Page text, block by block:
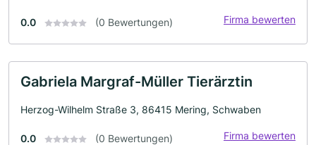
0.0 (0 Bewertungen) Firma bewerten
Gabriela Margraf-Müller Tierärztin
Herzog-Wilhelm Straße 3, 86415 Mering, Schwaben
0.0 (0 Bewertungen) Firma bewerten